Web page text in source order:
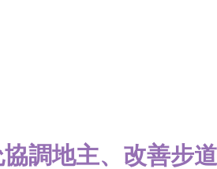
調地主、改善步道